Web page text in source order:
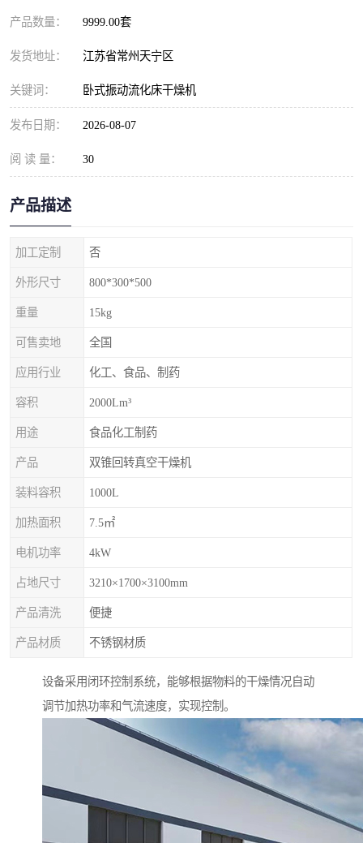
产品数量： 9999.00套
发货地址： 江苏省常州天宁区
关键词： 卧式振动流化床干燥机
发布日期： 2026-08-07
阅 读 量： 30
产品描述
加工定制 否
外形尺寸 800*300*500
重量 15kg
可售卖地 全国
应用行业 化工、食品、制药
容积 2000Lm³
用途 食品化工制药
产品 双锥回转真空干燥机
装料容积 1000L
加热面积 7.5㎡
电机功率 4kW
占地尺寸 3210×1700×3100mm
产品清洗 便捷
产品材质 不锈钢材质
设备采用闭环控制系统，能够根据物料的干燥情况自动
调节加热功率和气流速度，实现控制。